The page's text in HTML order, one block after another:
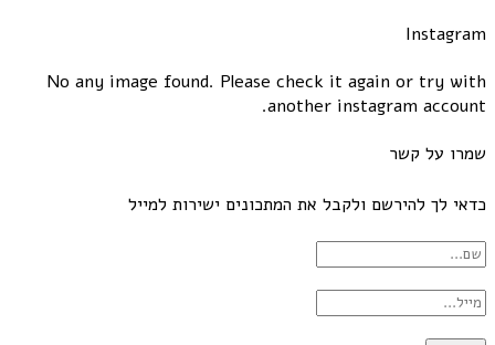
Instagram
No any image found. Please check it again or try with
another instagram account.
שמרו על קשר
כדאי לך להירשם ולקבל את המתכונים ישירות למייל